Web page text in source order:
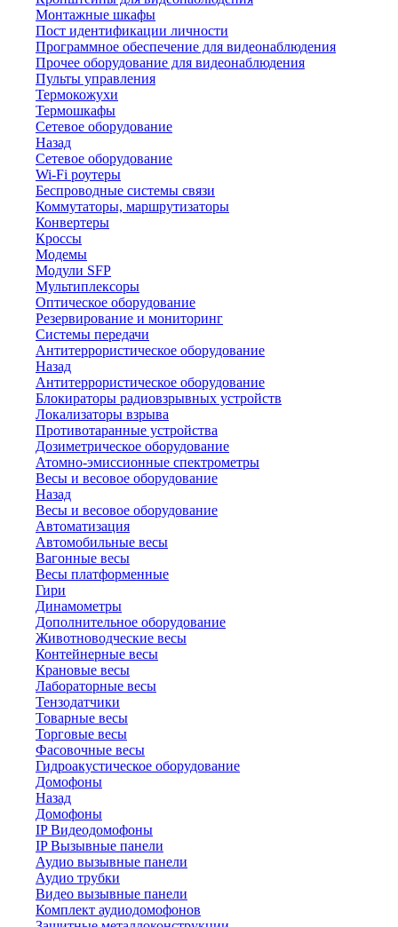
Монтажные шкафы
Пост идентификации личности
Программное обеспечение для видеонаблюдения
Прочее оборудование для видеонаблюдения
Пульты управления
Термокожухи
Термошкафы
Сетевое оборудование
Назад
Сетевое оборудование
Wi-Fi роутеры
Беспроводные системы связи
Коммутаторы, маршрутизаторы
Конвертеры
Кроссы
Модемы
Модули SFP
Мультиплексоры
Оптическое оборудование
Резервирование и мониторинг
Системы передачи
Антитеррористическое оборудование
Назад
Антитеррористическое оборудование
Блокираторы радиовзрывных устройств
Локализаторы взрыва
Противотаранные устройства
Дозиметрическое оборудование
Атомно-эмиссионные спектрометры
Весы и весовое оборудование
Назад
Весы и весовое оборудование
Автоматизация
Автомобильные весы
Вагонные весы
Весы платформенные
Гири
Динамометры
Дополнительное оборудование
Животноводческие весы
Контейнерные весы
Крановые весы
Лабораторные весы
Тензодатчики
Товарные весы
Торговые весы
Фасовочные весы
Гидроакустическое оборудование
Домофоны
Назад
Домофоны
IP Видеодомофоны
IP Вызывные панели
Аудио вызывные панели
Аудио трубки
Видео вызывные панели
Комплект аудиодомофонов